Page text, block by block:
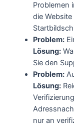
Problemen
die
Problem:
Lösung:
Sie den
Problem:
Lösung:
nur an